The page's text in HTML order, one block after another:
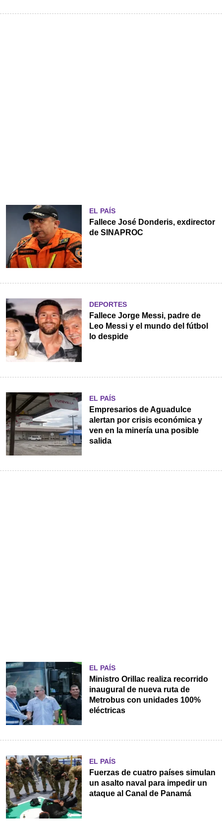
EL PAÍS
Fallece José Donderis, exdirector
de SINAPROC
DEPORTES
Fallece Jorge Messi, padre de
Leo Messi y el mundo del fútbol
lo despide
EL PAÍS
Empresarios de Aguadulce
alertan por crisis económica y
ven en la minería una posible
salida
EL PAÍS
Ministro Orillac realiza recorrido
inaugural de nueva ruta de
Metrobus con unidades 100%
eléctricas
EL PAÍS
Fuerzas de cuatro países simulan
un asalto naval para impedir un
ataque al Canal de Panamá